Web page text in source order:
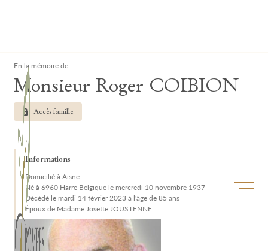
Ouvrir/
En la mémoire de
Monsieur Roger COIBION
Accès famille
Informations
Domicilié à Aisne
Né à 6960 Harre Belgique le mercredi 10 novembre 1937
Décédé le mardi 14 février 2023 à l'âge de 85 ans
Époux de Madame Josette JOUSTENNE